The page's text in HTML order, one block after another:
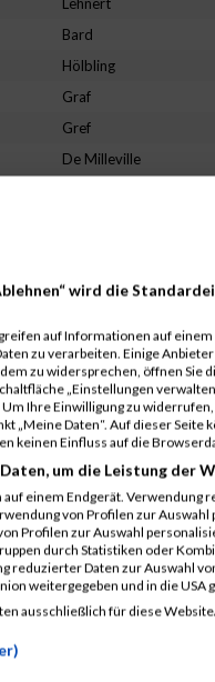
Bard
Hölbling
Graf
Gref
De Milleville
Thomaser
Börner
Matheis
Schwartz
Georgopoulos
Krämer
Pistorius
Tobae
Kirchen
Puhl
wird die
auf Informationen auf einem
zu verarbeiten. Einige
zu widersprechen, öffnen Sie
„Einstellungen
Ihre Einwilligung zu
„Meine Daten“. Auf dieser
keinen Einfluss auf die
um die Leistung der
einem Endgerät. Verwendung
von Profilen zur
Profilen zur Auswahl
durch Statistiken oder
reduzierter Daten zur Auswahl
weitergegeben und in die USA
ausschließlich für diese